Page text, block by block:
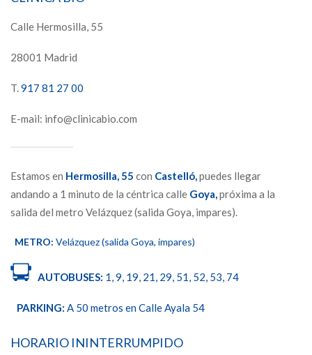
Calle Hermosilla, 55
28001 Madrid
T.917 81 27 00
E-mail: info@clinicabio.com
Estamos en Hermosilla,55 con Castelló,puedes llegar
andando a 1 minuto de la céntrica calle Goya,próxima a la
salida del metro Velázquez (salida Goya, impares).
METRO: Velázquez (salida Goya, impares)
AUTOBUSES: 1, 9, 19, 21, 29, 51, 52, 53, 74
PARKING: A 50 metros en Calle Ayala 54
HORARIO ININTERRUMPIDO